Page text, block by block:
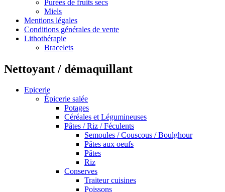
Purées de fruits secs
Miels
Mentions légales
Conditions générales de vente
Lithothérapie
Bracelets
Nettoyant / démaquillant
Epicerie
Épicerie salée
Potages
Céréales et Légumineuses
Pâtes / Riz / Féculents
Semoules / Couscous / Boulghour
Pâtes aux oeufs
Pâtes
Riz
Conserves
Traiteur cuisines
Poissons